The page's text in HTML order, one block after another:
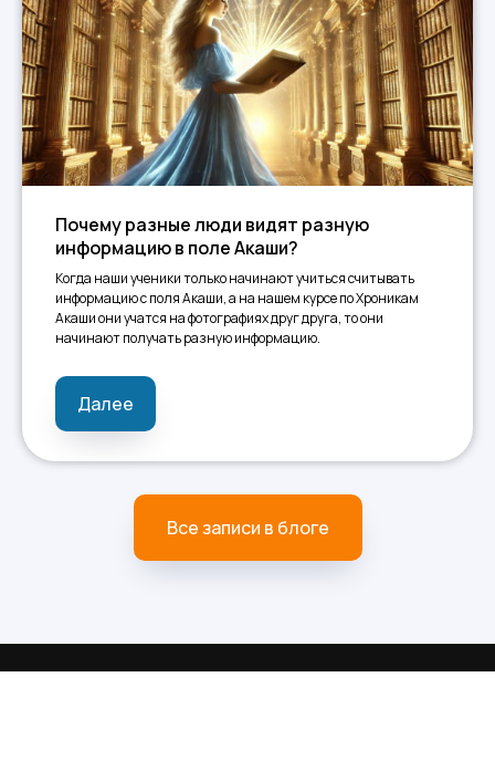
Почему разные люди видят разную
информацию в поле Акаши?
Когда наши ученики только начинают учиться считывать
информацию с поля Акаши, а на нашем курсе по Хроникам
Акаши они учатся на фотографиях друг друга, то они
начинают получать разную информацию.
Далее
Все записи в блоге